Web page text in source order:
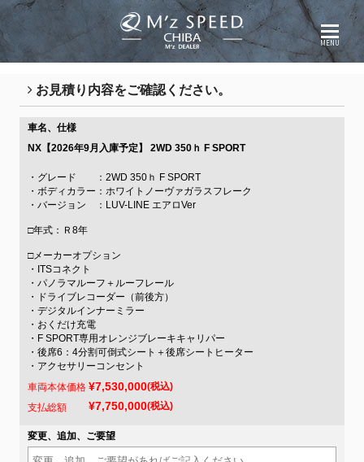
MENU
お見積り内容をご確認ください。
車名、仕様
NX【2026年9月入庫予定】 2WD 350ｈ F SPORT
・グレード ：2WD 350ｈ F SPORT
・ボディカラー：ホワイトノーヴァガラスフレーク
・バージョン ：LUV-LINE エアロVer
□年式：Ｒ8年
□メーカーオプション
・ITSコネクト
・パノラマルーフ＋ルーフレール
・ドライブレコーダー（前後方）
・デジタルインナーミラー
・おくだけ充電
・F SPORT専用オレンジブレーキキャリパー
・後席6：4分割可倒式シート＋後席シートヒーター
・アクセサリーコンセント
車両本体価格 ¥7,530,000(税込)
支払総額 ¥7,750,000(税込)
変更、追加、ご要望